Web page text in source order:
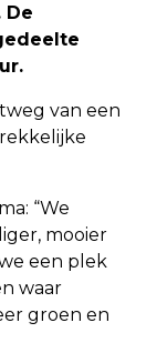
De
van een
“We
mooier
een plek
waar
groen en